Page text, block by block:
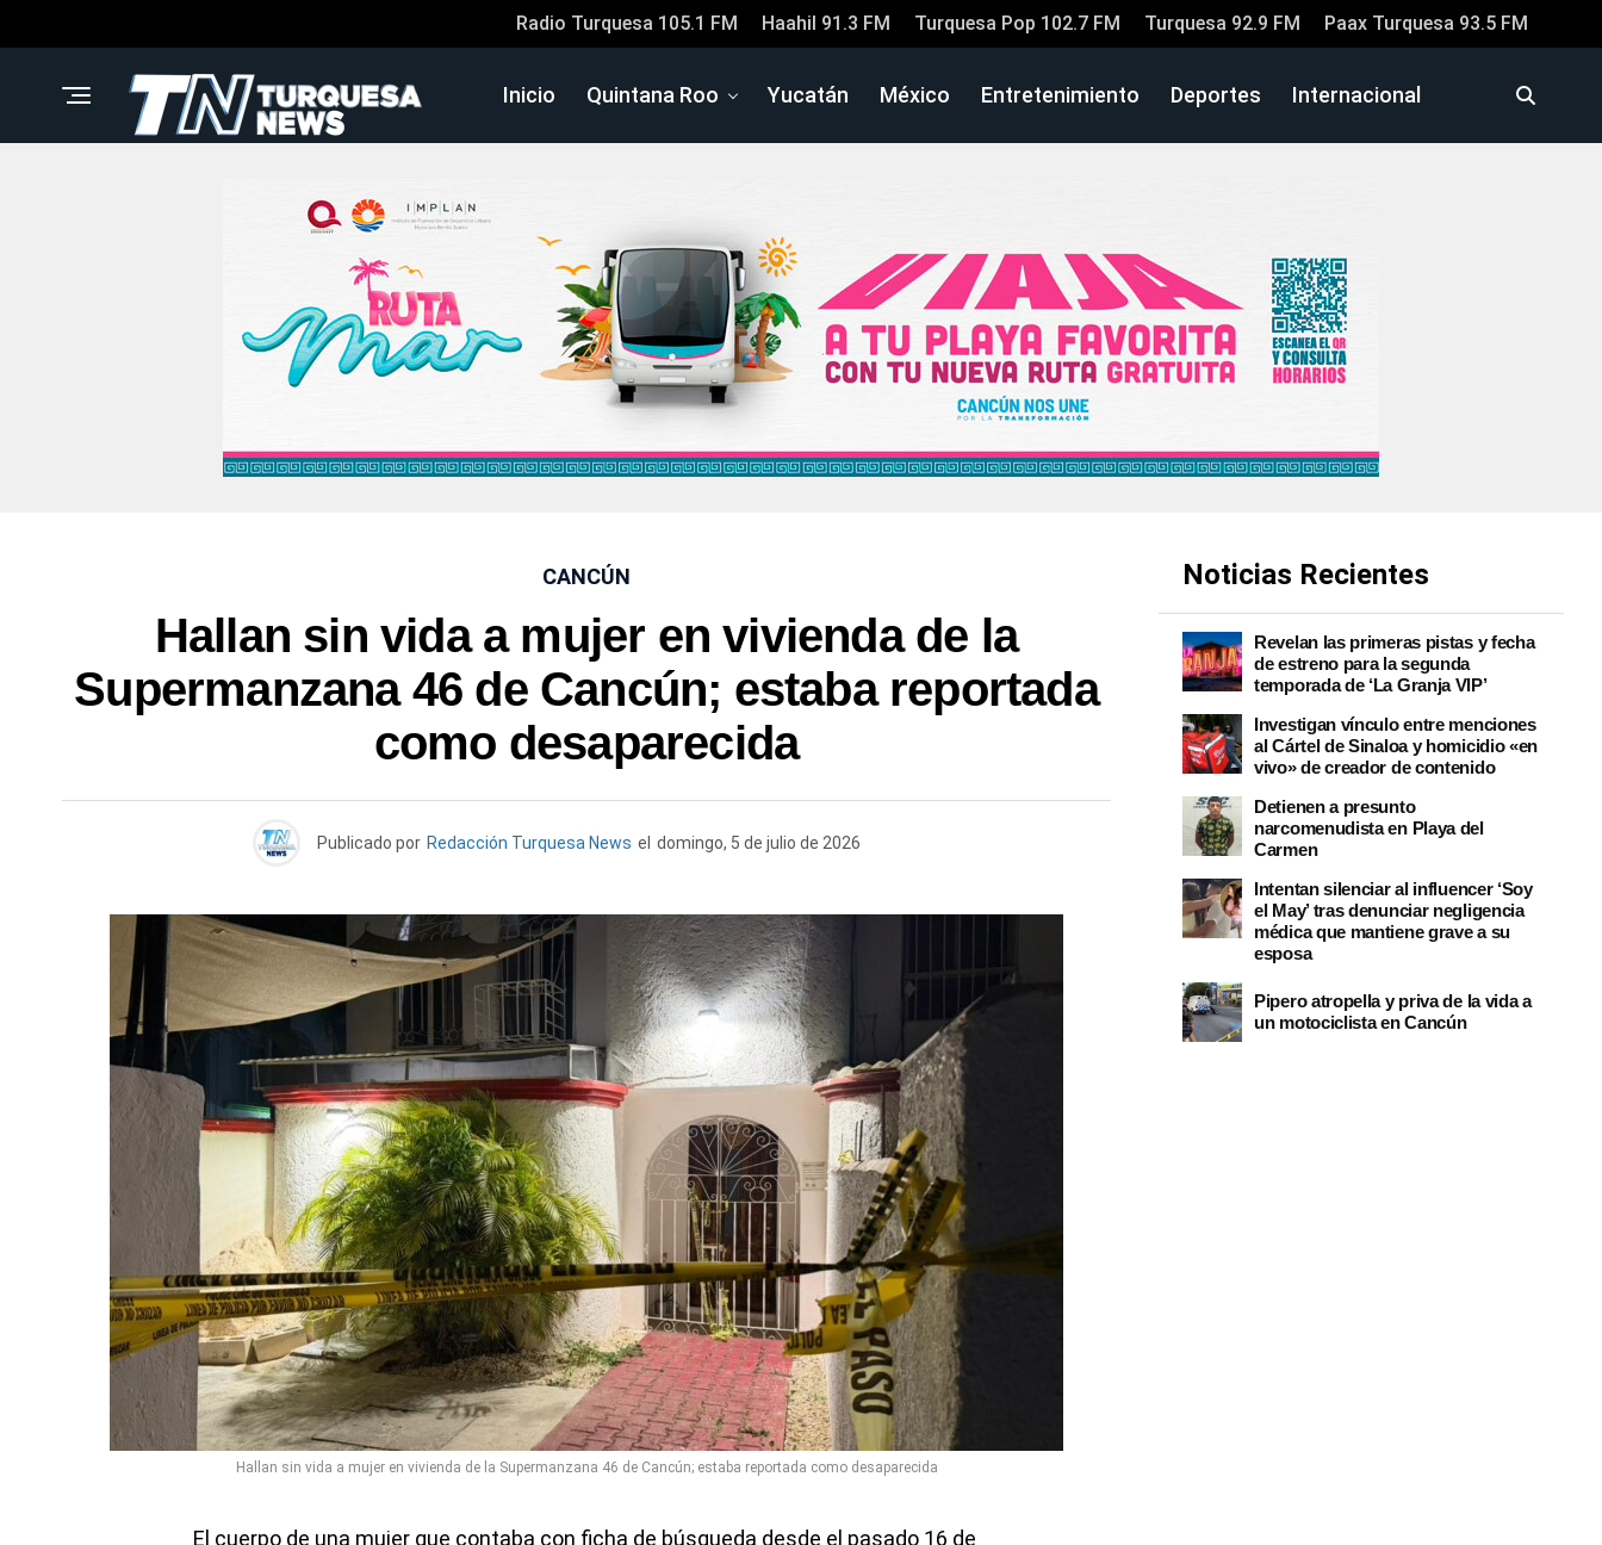
Radio Turquesa 105.1 FM Haahil 91.3 FM Turquesa Pop 102.7 FM Turquesa 92.9 FM Paax Turquesa 93.5 FM
Inicio Quintana Roo Yucatán México Entretenimiento Deportes Internacional
CANCÚN
Hallan sin vida a mujer en vivienda de la
Supermanzana 46 de Cancún; estaba reportada
como desaparecida
Publicado por Redacción Turquesa News el domingo, 5 de julio de 2026
Hallan sin vida a mujer en vivienda de la Supermanzana 46 de Cancún; estaba reportada como desaparecida
El cuerpo de una mujer que contaba con ficha de búsqueda desde el pasado 16 de
Noticias Recientes
Revelan las primeras pistas y fecha
de estreno para la segunda
temporada de ‘La Granja VIP’
Investigan vínculo entre menciones
al Cártel de Sinaloa y homicidio «en
vivo» de creador de contenido
Detienen a presunto
narcomenudista en Playa del
Carmen
Intentan silenciar al influencer ‘Soy
el May’ tras denunciar negligencia
médica que mantiene grave a su
esposa
Pipero atropella y priva de la vida a
un motociclista en Cancún